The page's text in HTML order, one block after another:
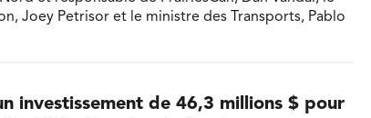
Joey Petrisor et le ministre des Transports, Pablo
investissement de 46,3 millions $ pour